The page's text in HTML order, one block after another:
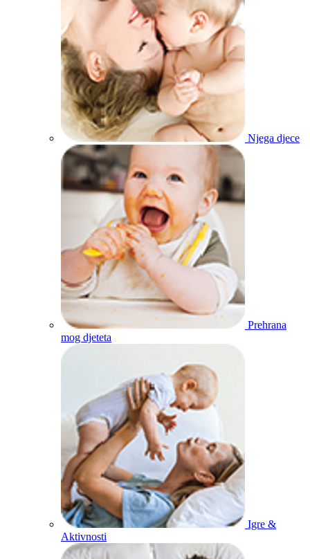
Njega djece
Prehrana
mog djeteta
Igre &
Aktivnosti